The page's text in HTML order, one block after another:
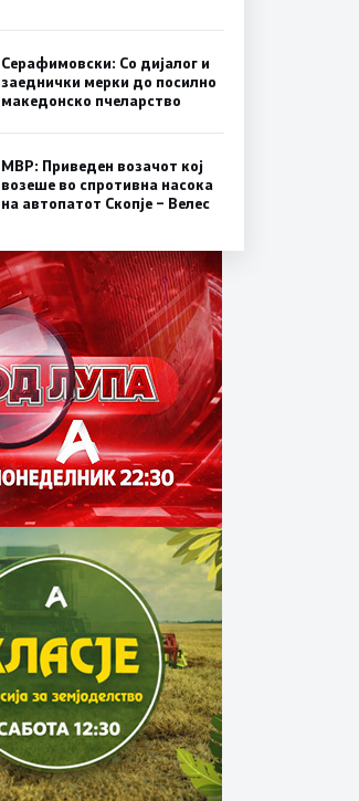
Серафимовски: Со дијалог и
заеднички мерки до посилно
македонско пчеларство
МВР: Приведен возачот кој
возеше во спротивна насока
на автопатот Скопје – Велес